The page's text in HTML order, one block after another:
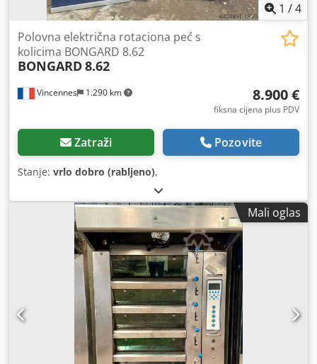
1 /4
Vincennes 1.290 km
Polovna električna rotaciona peć s
kolicima BONGARD 8.62
BONGARD8.62
8.900 €
fiksna cijena plus PDV
Zatraži Pozovite
Stanje: vrlo dobro (rabljeno),
Mali oglas